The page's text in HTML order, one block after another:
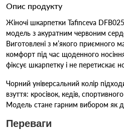
Опис продукту
Жіночі шкарпетки Tafinceva
модель з акуратним червоним
Виготовлені з м’якого приємного
комфорт під час щоденного
фіксує шкарпетку і не перетискає
Чорний універсальний колір
взуття: кросівок, кедів,
Модель стане гарним вибором як
Переваги